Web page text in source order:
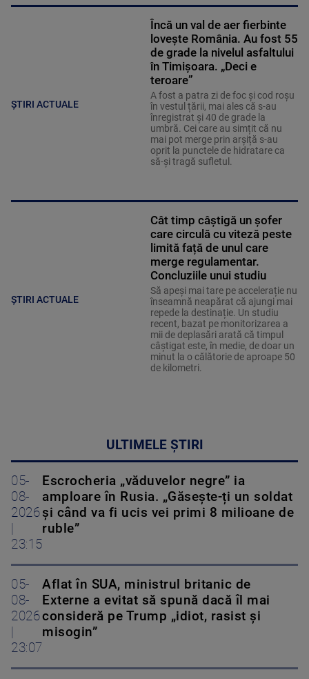
ȘTIRI ACTUALE
Încă un val de aer fierbinte
lovește România. Au fost 55
de grade la nivelul asfaltului
în Timișoara. „Deci e
teroare”
A fost a patra zi de foc și cod roșu
în vestul țării, mai ales că s-au
înregistrat și 40 de grade la
umbră. Cei care au simțit că nu
mai pot merge prin arșiță s-au
oprit la punctele de hidratare ca
să-și tragă sufletul.
ȘTIRI ACTUALE
Cât timp câștigă un șofer
care circulă cu viteză peste
limită față de unul care
merge regulamentar.
Concluziile unui studiu
Să apeși mai tare pe accelerație nu
înseamnă neapărat că ajungi mai
repede la destinație. Un studiu
recent, bazat pe monitorizarea a
mii de deplasări arată că timpul
câștigat este, în medie, de doar un
minut la o călătorie de aproape 50
de kilometri.
ULTIMELE ȘTIRI
05-
08-
2026
23:15
Escrocheria „văduvelor negre” ia
amploare în Rusia. „Găsește-ți un soldat
și când va fi ucis vei primi 8 milioane de
ruble”
05-
08-
2026
23:07
Aflat în SUA, ministrul britanic de
Externe a evitat să spună dacă îl mai
consideră pe Trump „idiot, rasist și
misogin”